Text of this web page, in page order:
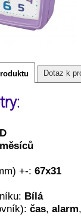
Dotaz k
+-: 67x31
Bílá
čas, alarm